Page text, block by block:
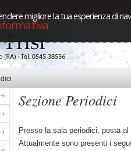
migliore la tua esperienza di
Sezione Periodici
Presso la sala periodici, posta
Attualmente sono presenti i